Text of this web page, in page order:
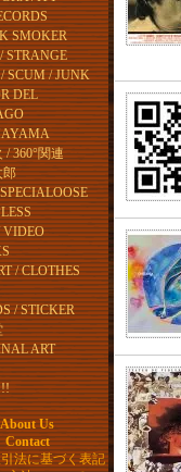
SMOKER
STRANGE
SCUM / JUNK
DEL
/ 360°関連
郎
VIDEO
/ CLOTHES
/ STICKER
ART
About Us
Contact
法に基づく表記